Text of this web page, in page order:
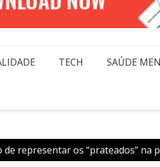
TECH SAÚDE
representar os “prateados” na